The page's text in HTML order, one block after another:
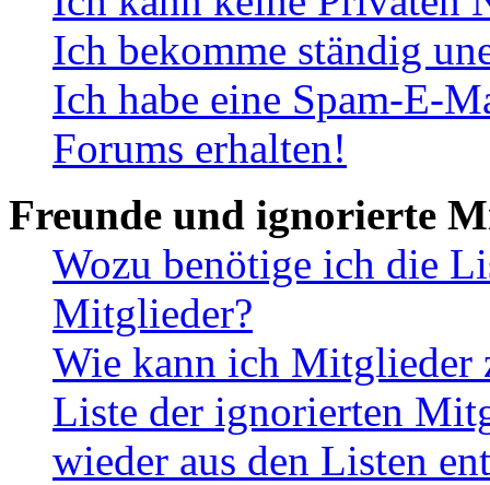
Ich bekomme ständig
Ich habe eine Spam-E-
Forums erhalten!
Freunde und ignorierte
Wozu benötige ich die
Mitglieder?
Wie kann ich Mitglieder
Liste der ignorierten
wieder aus den Listen